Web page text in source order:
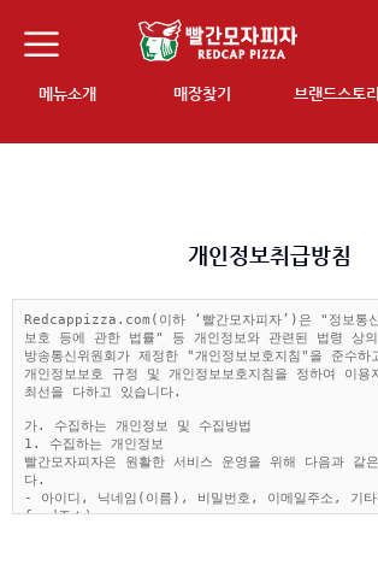
메뉴소개 매장찾기 브랜드스토리
개인정보취급방침